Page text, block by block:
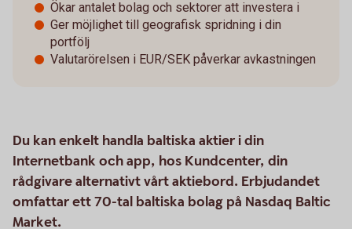
Ökar antalet bolag och sektorer att investera i
Ger möjlighet till geografisk spridning i din
portfölj
Valutarörelsen i EUR/SEK påverkar avkastningen
Du kan enkelt handla baltiska aktier i din
Internetbank och app, hos Kundcenter, din
rådgivare alternativt vårt aktiebord. Erbjudandet
omfattar ett 70-tal baltiska bolag på Nasdaq Baltic
Market.